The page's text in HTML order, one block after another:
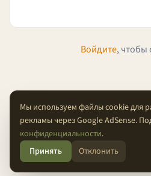
Войдите, чтобы
О проектеКонфиденциальность
© 2026 Проходимцы — Там,
Мы используем файлы cookie для
рекламы через Google AdSense.
конфиденциальности.
Принять
Отклонить